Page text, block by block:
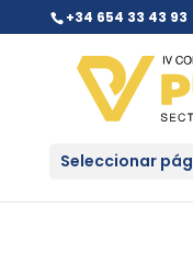
+34 654 33 43 93
Seleccionar